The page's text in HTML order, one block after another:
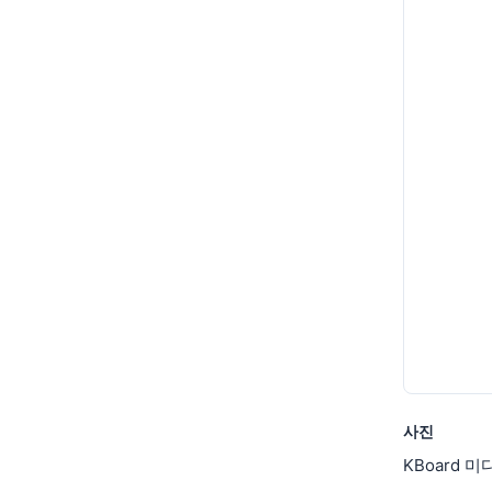
사진
KBoard 미